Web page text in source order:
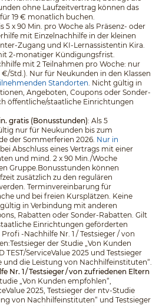
ohne Laufzeitvertrag können das
19 € monatlich buchen.
5 x 90 Min. pro Woche als Präsenz- oder
mit Einzelnachhilfe in der kleinen
Zugang und KI-Lernassistentin Kira.
2-monatiger Kündigungsfrist.
mit 2 Teilnahmen pro Woche: nur
€/Std.). Nur für Neukunden in den Klassen
Standorten. Nicht gültig in
Angeboten, Coupons oder Sonder-
öffentliche/staatliche Einrichtungen
gratis (Bonusstunden): Als 5
nur für Neukunden bis zum
der Sommerferien 2026. Nur in
bei Abschluss eines Vertrags mit einer
und mind. 2 x 90 Min./Woche
Gruppe.Bonusstunden können
zusätzlich zu den regulären
Terminvereinbarung für
und bei freien Kursplätzen. Keine
in Verbindung mit anderen
Rabatten oder Sonder-Rabatten. Gilt
Einrichtungen geförderten
-Nachhilfe Nr. 1 / Testsieger / von
der Studie „Von Kunden
TEST/ServiceValue 2025 und Testsieger
und die Leistung von Nachhilfeinstituten“.
Nr. 1 / Testsieger / von zufriedenen Eltern
„Von Kunden empfohlen“,
2025, Testsieger der ntv-Studie
von Nachhilfeinstituten“ und Testsieger